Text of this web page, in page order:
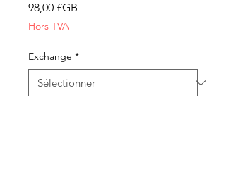
98,00 £GB
Hors TVA
Exchange *